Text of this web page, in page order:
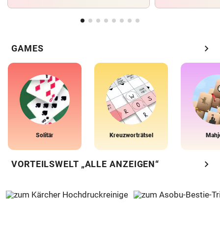
GAMES chevron_right
Solitär Kreuzworträtsel
VORTEILSWELT „ALLE ANZEIGEN“ chevron_right